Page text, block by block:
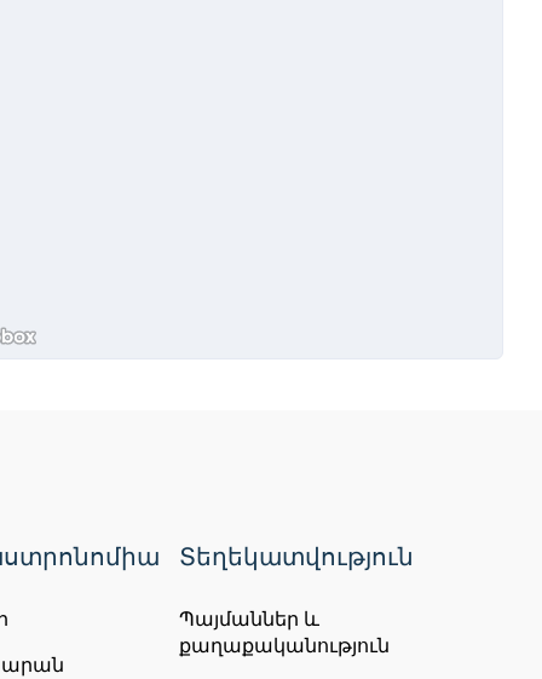
Տեղեկատվություն
Պայմաններ և
քաղաքականություն